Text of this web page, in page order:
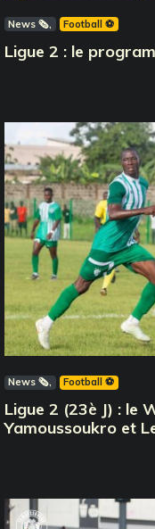
News 🗞️ Football ⚽️
Ligue 2 : le
News 🗞️ Football ⚽️
Ligue 2 (23è J) : le
Yamoussoukro et